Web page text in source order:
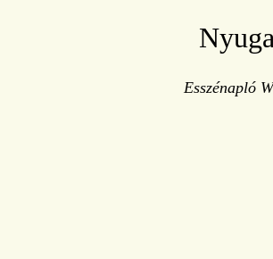
Esszénapló